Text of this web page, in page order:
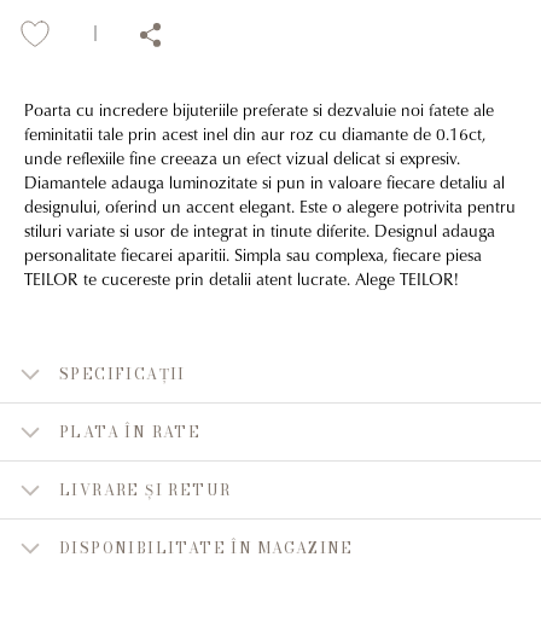
Poarta cu incredere bijuteriile preferate si dezvaluie noi fatete ale
feminitatii tale prin acest inel din aur roz cu diamante de 0.16ct,
unde reflexiile fine creeaza un efect vizual delicat si expresiv.
Diamantele adauga luminozitate si pun in valoare fiecare detaliu al
designului, oferind un accent elegant. Este o alegere potrivita pentru
stiluri variate si usor de integrat in tinute diferite. Designul adauga
personalitate fiecarei aparitii. Simpla sau complexa, fiecare piesa
TEILOR te cucereste prin detalii atent lucrate. Alege TEILOR!
SPECIFICAȚII
PLATA ÎN RATE
LIVRARE ȘI RETUR
DISPONIBILITATE ÎN MAGAZINE